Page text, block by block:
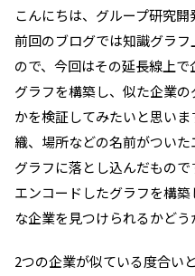
こんにちは、グループ研究開
前回のブログでは知識グラ
ので、今回はその延長線上
グラフを構築し、似た企業
かを検証してみたいと思い
織、場所などの名前がつい
グラフに落とし込んだもの
エンコードしたグラフを構
な企業を見つけられるかどう
2つの企業が似ている度合い